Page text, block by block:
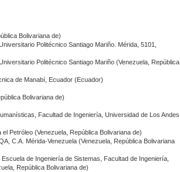
Bolivariana de)
Politécnico Santiago Mariño. Mérida, 5101,
Politécnico Santiago Mariño (Venezuela, República
de Manabí, Ecuador (Ecuador)
Bolivariana de)
Facultad de Ingeniería, Universidad de Los Andes,
el Petróleo (Venezuela, República Bolivariana de)
C.A. Mérida-Venezuela (Venezuela, República Bolivariana
de Ingeniería de Sistemas, Facultad de Ingeniería,
República Bolivariana de)